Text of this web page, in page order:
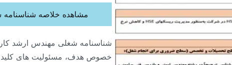
شناسنامه شغلی مهندس ارشد
خصوص هدف، مسئولیت های
مشاهده خلاصه شناسنامه